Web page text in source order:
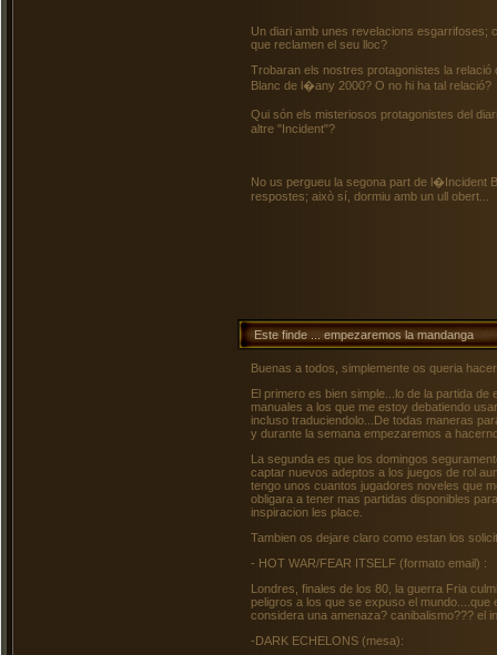
Un diari amb unes revelacions esgarrifoses;
que reclamen el seu lloc?
Trobaran els nostres protagonistes la
Blanc de l�any 2000? O no hi ha tal relació?
Qui són els misteriosos protagonistes del
altre "Incident"?
No us pergueu la segona part de l�Incident
respostes; això sí, dormiu amb un ull obert...
Este finde ... empezaremos la mandanga
Buenas a todos, simplemente os queria
El primero es bien simple...lo de la partida
manuales a los que me estoy debatiendo
incluso traduciendolo...De todas maneras
y durante la semana empezaremos a
La segunda es que los domingos
captar nuevos adeptos a los juegos de rol
tengo unos cuantos jugadores noveles que
obligara a tener mas partidas disponibles
inspiracion les place.
Tambien os dejare claro como estan los
- HOT WAR/FEAR ITSELF (formato email) :
Londres, finales de los 80, la guerra Fria
peligros a los que se expuso el
considera una amenaza? canibalismo??? el
-DARK ECHELONS (mesa):